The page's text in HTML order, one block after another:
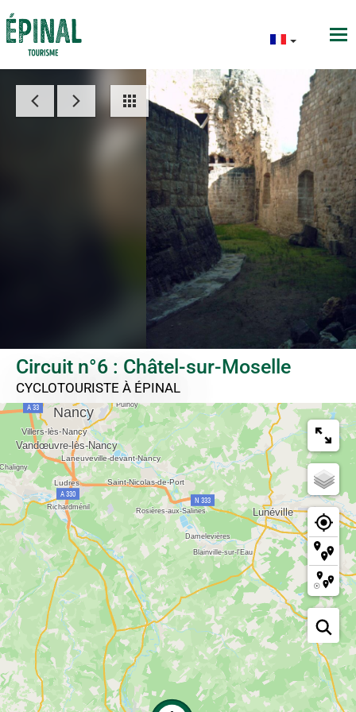
Circuit n°6 : Châtel-sur-Moselle
CYCLOTOURISTE À ÉPINAL